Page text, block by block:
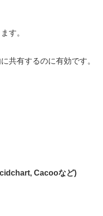
す。
共有するのに有効です。
Cacooなど)